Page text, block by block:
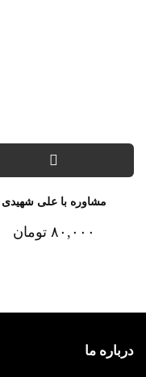
مشاوره با علی شهیدی
۸۰,۰۰۰ تومان
درباره ما